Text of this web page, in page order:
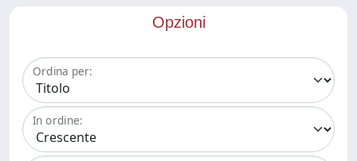
Opzioni
Ordina per:
In ordine: